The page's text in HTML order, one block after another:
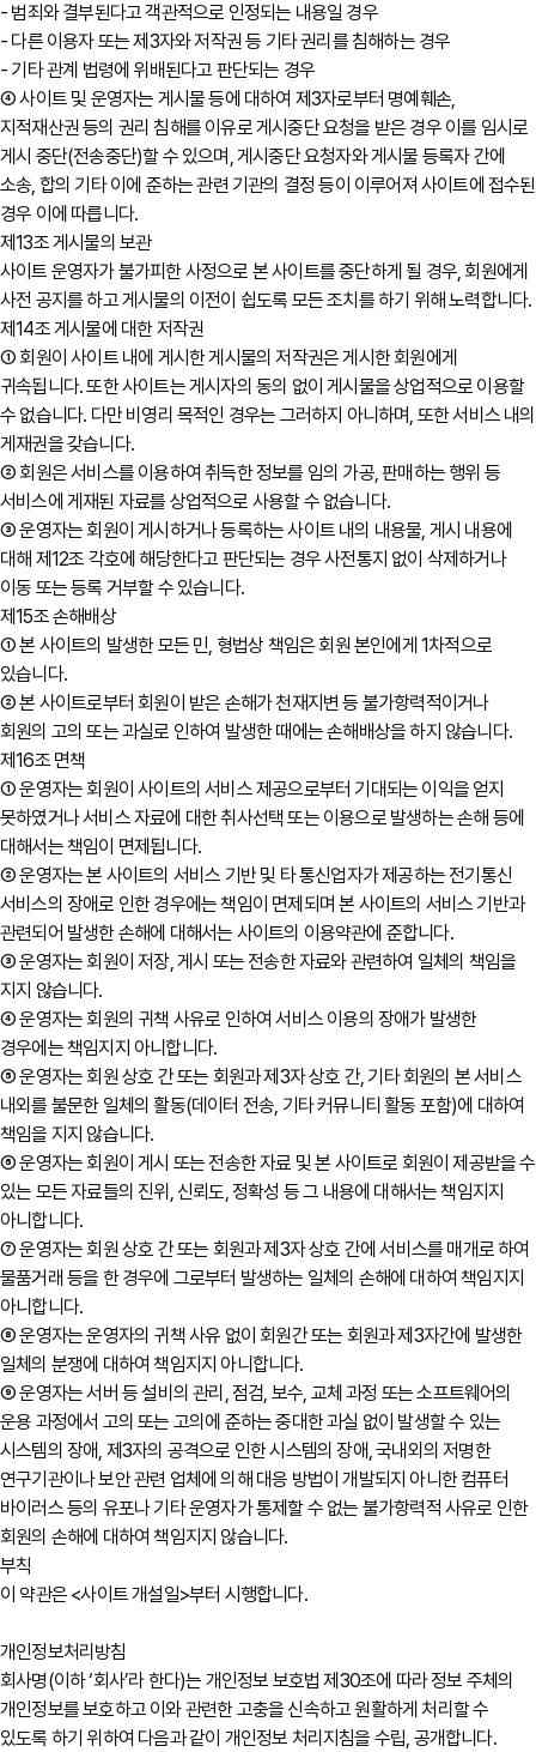
- 범죄와 결부된다고 객관적으로 인정되는 내용일 경우
- 다른 이용자 또는 제3자와 저작권 등 기타 권리를 침해하는 경우
- 기타 관계 법령에 위배된다고 판단되는 경우
④ 사이트 및 운영자는 게시물 등에 대하여 제3자로부터 명예훼손,
지적재산권 등의 권리 침해를 이유로 게시중단 요청을 받은 경우 이를 임시로
게시 중단(전송중단)할 수 있으며, 게시중단 요청자와 게시물 등록자 간에
소송, 합의 기타 이에 준하는 관련 기관의 결정 등이 이루어져 사이트에 접수된
경우 이에 따릅니다.
제13조 게시물의 보관
사이트 운영자가 불가피한 사정으로 본 사이트를 중단하게 될 경우, 회원에게
사전 공지를 하고 게시물의 이전이 쉽도록 모든 조치를 하기 위해 노력합니다.
제14조 게시물에 대한 저작권
① 회원이 사이트 내에 게시한 게시물의 저작권은 게시한 회원에게
귀속됩니다. 또한 사이트는 게시자의 동의 없이 게시물을 상업적으로 이용할
수 없습니다. 다만 비영리 목적인 경우는 그러하지 아니하며, 또한 서비스 내의
게재권을 갖습니다.
② 회원은 서비스를 이용하여 취득한 정보를 임의 가공, 판매하는 행위 등
서비스에 게재된 자료를 상업적으로 사용할 수 없습니다.
③ 운영자는 회원이 게시하거나 등록하는 사이트 내의 내용물, 게시 내용에
대해 제12조 각호에 해당한다고 판단되는 경우 사전통지 없이 삭제하거나
이동 또는 등록 거부할 수 있습니다.
제15조 손해배상
① 본 사이트의 발생한 모든 민, 형법상 책임은 회원 본인에게 1차적으로
있습니다.
② 본 사이트로부터 회원이 받은 손해가 천재지변 등 불가항력적이거나
회원의 고의 또는 과실로 인하여 발생한 때에는 손해배상을 하지 않습니다.
제16조 면책
① 운영자는 회원이 사이트의 서비스 제공으로부터 기대되는 이익을 얻지
못하였거나 서비스 자료에 대한 취사선택 또는 이용으로 발생하는 손해 등에
대해서는 책임이 면제됩니다.
② 운영자는 본 사이트의 서비스 기반 및 타 통신업자가 제공하는 전기통신
서비스의 장애로 인한 경우에는 책임이 면제되며 본 사이트의 서비스 기반과
관련되어 발생한 손해에 대해서는 사이트의 이용약관에 준합니다.
③ 운영자는 회원이 저장, 게시 또는 전송한 자료와 관련하여 일체의 책임을
지지 않습니다.
④ 운영자는 회원의 귀책 사유로 인하여 서비스 이용의 장애가 발생한
경우에는 책임지지 아니합니다.
⑤ 운영자는 회원 상호 간 또는 회원과 제3자 상호 간, 기타 회원의 본 서비스
내외를 불문한 일체의 활동(데이터 전송, 기타 커뮤니티 활동 포함)에 대하여
책임을 지지 않습니다.
⑥ 운영자는 회원이 게시 또는 전송한 자료 및 본 사이트로 회원이 제공받을 수
있는 모든 자료들의 진위, 신뢰도, 정확성 등 그 내용에 대해서는 책임지지
아니합니다.
⑦ 운영자는 회원 상호 간 또는 회원과 제3자 상호 간에 서비스를 매개로 하여
물품거래 등을 한 경우에 그로부터 발생하는 일체의 손해에 대하여 책임지지
아니합니다.
⑧ 운영자는 운영자의 귀책 사유 없이 회원간 또는 회원과 제3자간에 발생한
일체의 분쟁에 대하여 책임지지 아니합니다.
⑨ 운영자는 서버 등 설비의 관리, 점검, 보수, 교체 과정 또는 소프트웨어의
운용 과정에서 고의 또는 고의에 준하는 중대한 과실 없이 발생할 수 있는
시스템의 장애, 제3자의 공격으로 인한 시스템의 장애, 국내외의 저명한
연구기관이나 보안 관련 업체에 의해 대응 방법이 개발되지 아니한 컴퓨터
바이러스 등의 유포나 기타 운영자가 통제할 수 없는 불가항력적 사유로 인한
회원의 손해에 대하여 책임지지 않습니다.
부칙
이 약관은 <사이트 개설일>부터 시행합니다.
개인정보처리방침
회사명(이하 ‘회사’라 한다)는 개인정보 보호법 제30조에 따라 정보 주체의
개인정보를 보호하고 이와 관련한 고충을 신속하고 원활하게 처리할 수
있도록 하기 위하여 다음과 같이 개인정보 처리지침을 수립, 공개합니다.